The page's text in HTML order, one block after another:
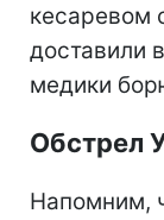
кесаревом
доставили
медики
Обстрел
Напомним,